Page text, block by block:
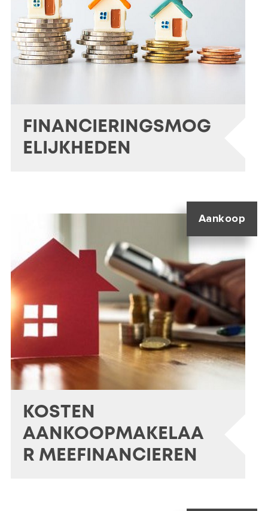
FINANCIERINGSMOG
ELIJKHEDEN
Aankoop
KOSTEN
AANKOOPMAKELAA
R MEEFINANCIEREN